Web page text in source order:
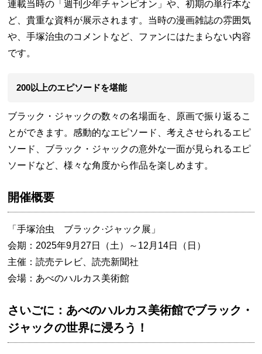
連載当時の「週刊少年チャンピオン」や、初期の単行本な
ど、貴重な資料が展示されます。当時の漫画雑誌の雰囲気
や、手塚治虫のコメントなど、ファンにはたまらない内容
です。
200以上のエピソードを堪能
ブラック・ジャックの数々の名場面を、原画で振り返るこ
とができます。感動的なエピソード、考えさせられるエピ
ソード、ブラック・ジャックの意外な一面が見られるエピ
ソードなど、様々な角度から作品を楽しめます。
開催概要
「手塚治虫 ブラック·ジャック展」
会期：2025年9月27日（土）～12月14日（日）
主催：読売テレビ、読売新聞社
会場：あべのハルカス美術館
さいごに：あべのハルカス美術館でブラック・
ジャックの世界に浸ろう！